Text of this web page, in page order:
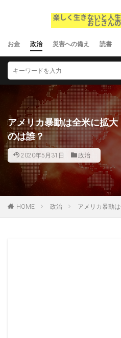
お金 政治 災害への備え 読書
アメリカ暴動は全米に拡
のは誰？
2020年5月31日 政治
HOME 政治 アメリカ暴動